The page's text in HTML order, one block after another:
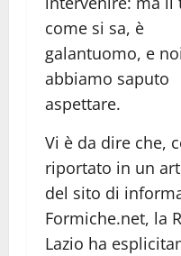
come si sa, è
galantuomo, e noi
abbiamo saputo
aspettare.
Vi è da dire che,
riportato in un
del sito di
Formiche.net, la
Lazio ha